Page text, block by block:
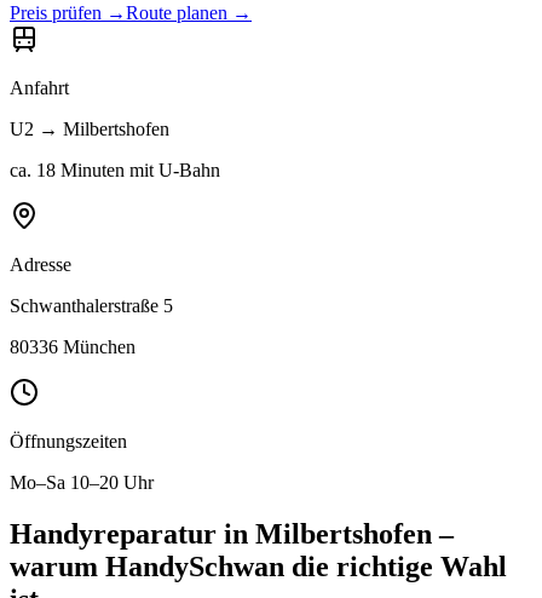
Preis prüfen →Route planen →
Anfahrt
U2 → Milbertshofen
ca. 18 Minuten mit U-Bahn
Adresse
Schwanthalerstraße 5
80336 München
Öffnungszeiten
Mo–Sa 10–20 Uhr
Handyreparatur in Milbertshofen –
warum HandySchwan die richtige Wahl